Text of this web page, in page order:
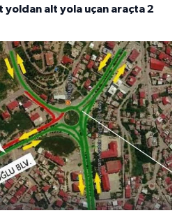
yoldan alt yola uçan araçta 2